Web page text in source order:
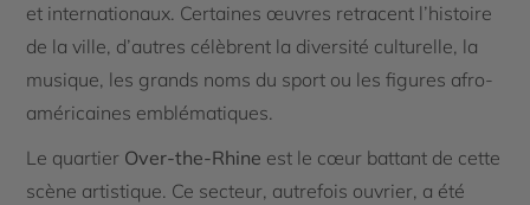
et internationaux. Certaines œuvres retracent l’histoire
de la ville, d’autres célèbrent la diversité culturelle, la
musique, les grands noms du sport ou les figures afro-
américaines emblématiques.
Le quartier Over-the-Rhine est le cœur battant de cette
scène artistique. Ce secteur, autrefois ouvrier, a été